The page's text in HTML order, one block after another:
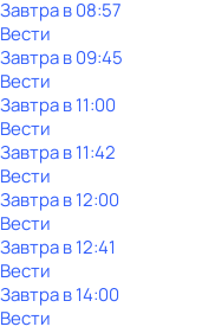
Завтра в 08:57
Вести
Завтра в 09:45
Вести
Завтра в 11:00
Вести
Завтра в 11:42
Вести
Завтра в 12:00
Вести
Завтра в 12:41
Вести
Завтра в 14:00
Вести